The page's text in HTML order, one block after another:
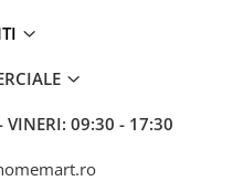
VINERI: 09:30 - 17:30